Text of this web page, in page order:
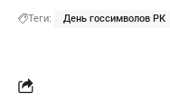
Теги: День госсимволов РК